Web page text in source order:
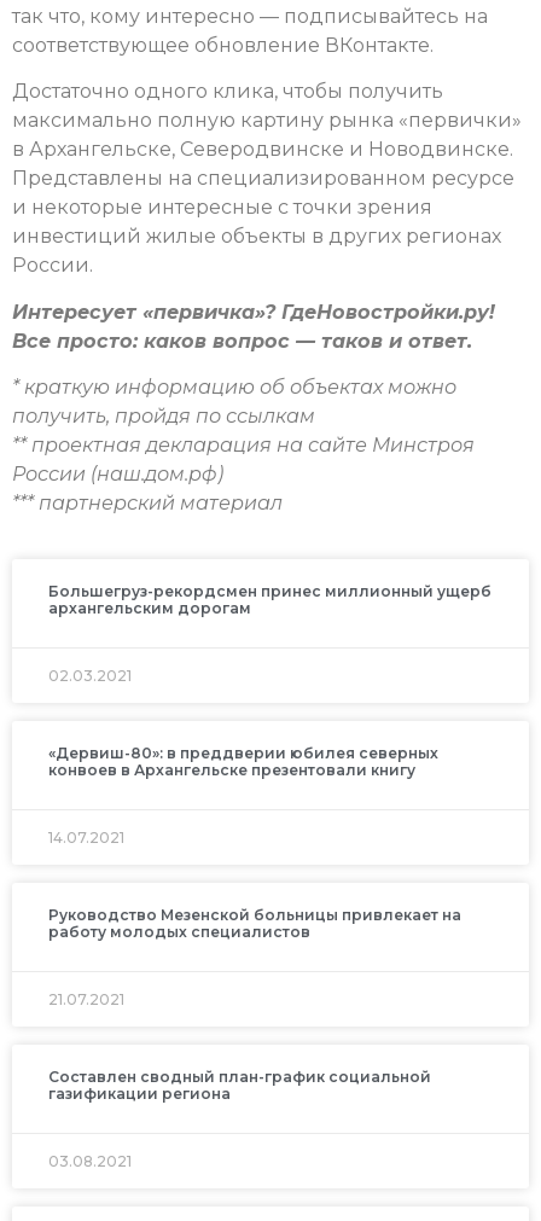
так что, кому интересно — подписывайтесь на
соответствующее обновление ВКонтакте.
Достаточно одного клика, чтобы получить
максимально полную картину рынка «первички»
в Архангельске, Северодвинске и Новодвинске.
Представлены на специализированном ресурсе
и некоторые интересные с точки зрения
инвестиций жилые объекты в других регионах
России.
Интересует «первичка»? ГдеНовостройки.ру!
Все просто: каков вопрос — таков и ответ.
* краткую информацию об объектах можно
получить, пройдя по ссылкам
** проектная декларация на сайте Минстроя
России (наш.дом.рф)
*** партнерский материал
Большегруз-рекордсмен принес миллионный ущерб
архангельским дорогам
02.03.2021
«Дервиш-80»: в преддверии юбилея северных
конвоев в Архангельске презентовали книгу
14.07.2021
Руководство Мезенской больницы привлекает на
работу молодых специалистов
21.07.2021
Составлен сводный план-график социальной
газификации региона
03.08.2021